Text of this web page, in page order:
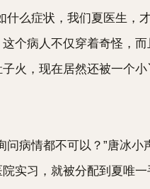
么症状，我们夏医生，
病人不仅穿着奇怪，而
，现在居然还被一个小
病情都不可以？”唐冰小
习，就被分配到夏唯一